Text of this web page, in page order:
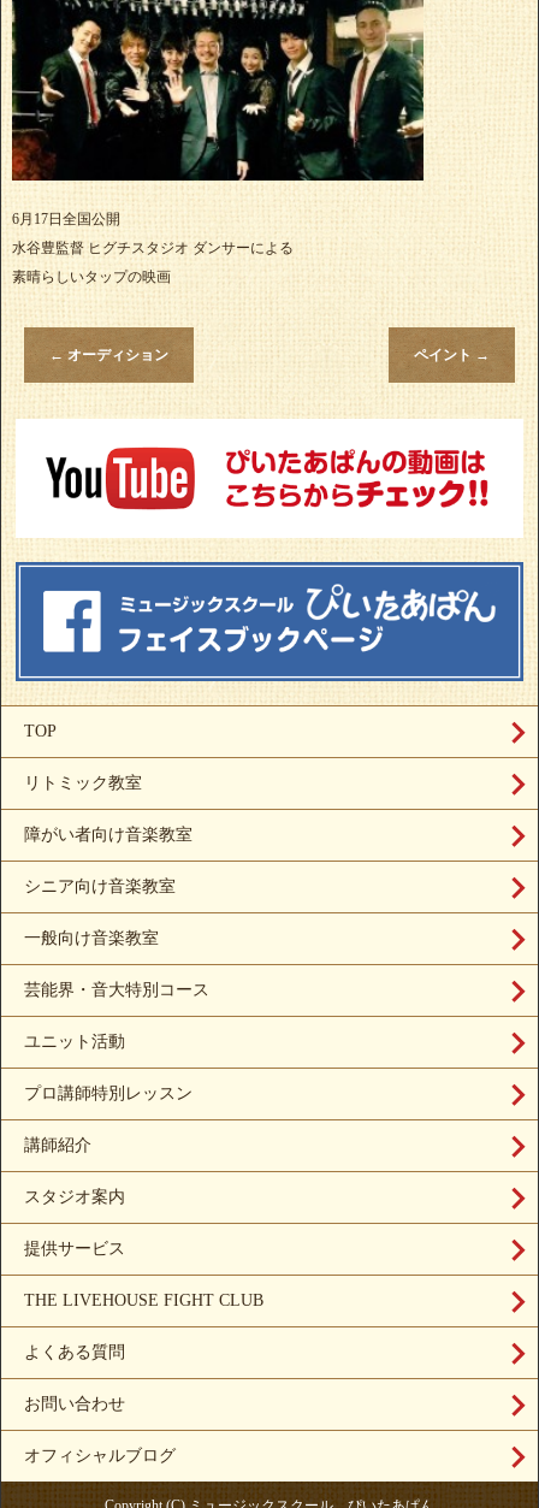
6月17日全国公開
水谷豊監督 ヒグチスタジオ ダンサーによる
素晴らしいタップの映画
←オーディション ペイント →
TOP
リトミック教室
障がい者向け音楽教室
シニア向け音楽教室
一般向け音楽教室
芸能界・音大特別コース
ユニット活動
プロ講師特別レッスン
講師紹介
スタジオ案内
提供サービス
THE LIVEHOUSE FIGHT CLUB
よくある質問
お問い合わせ
オフィシャルブログ